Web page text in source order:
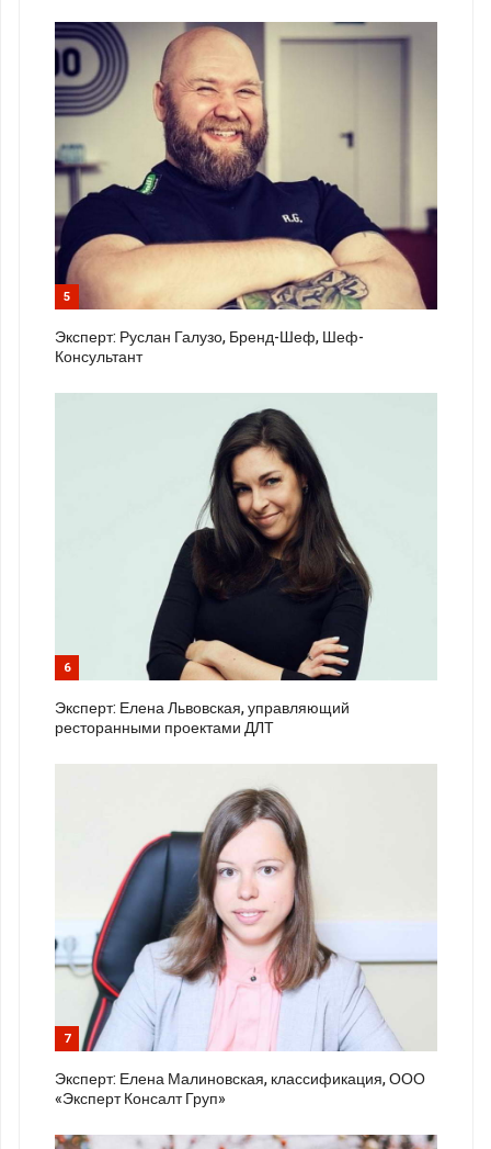
5
Эксперт: Руслан Галузо, Бренд-Шеф, Шеф-
Консультант
6
Эксперт: Елена Львовская, управляющий
ресторанными проектами ДЛТ
7
Эксперт: Елена Малиновская, классификация, ООО
«Эксперт Консалт Груп»